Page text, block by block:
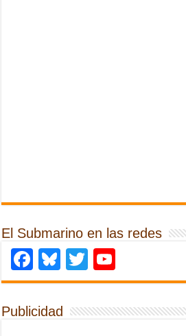
El Submarino en las redes
Facebook
Bluesky
Twitter
Publicidad